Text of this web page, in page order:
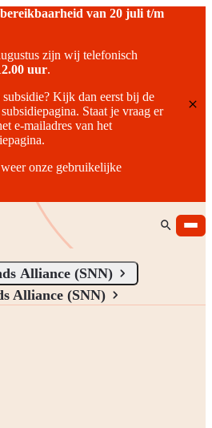
van 20 juli t/m
zijn wij telefonisch
uur.
Kijk dan eerst bij de
Staat je vraag er
e-mailadres van het
onze gebruikelijke
Alliance (SNN)
Alliance (SNN)
Alliance (SNN)
connect people, ideas, and ambitions
of Northern Netherlands.